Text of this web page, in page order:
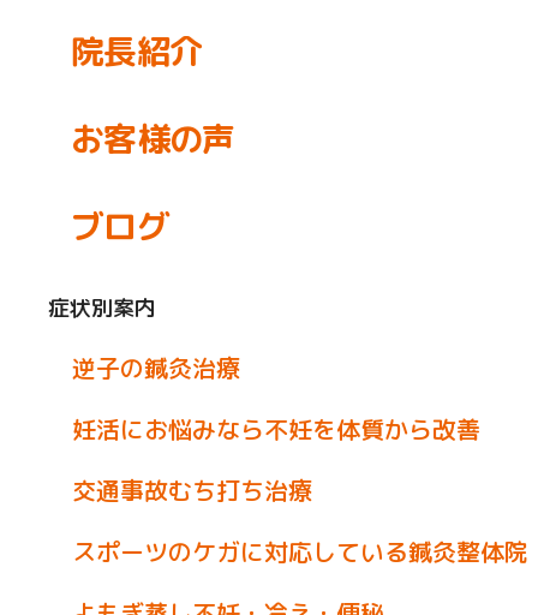
院長紹介
お客様の声
ブログ
症状別案内
逆子の鍼灸治療
妊活にお悩みなら不妊を体質から改善
交通事故むち打ち治療
スポーツのケガに対応している鍼灸整体院